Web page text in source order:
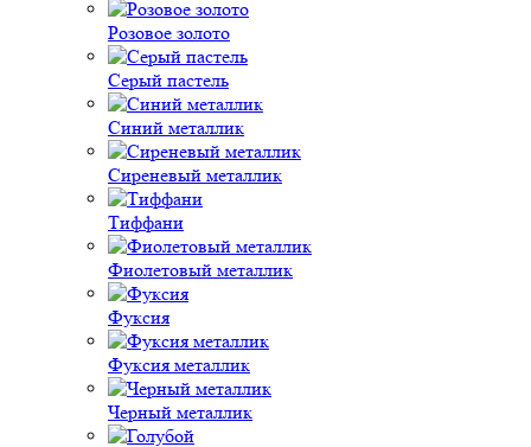
Розовое золото
Серый пастель
Синий металлик
Сиреневый металлик
Тиффани
Фиолетовый металлик
Фуксия
Фуксия металлик
Черный металлик